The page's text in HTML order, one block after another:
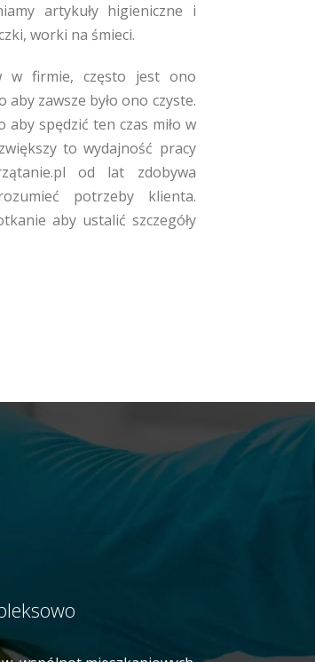
artykuły higieniczne i
worki na śmieci.
w firmie, często jest ono
zawsze było ono czyste.
spędzić ten czas miło w
to wydajność pracy
od lat zdobywa
potrzeby klienta.
aby ustalić szczegóły